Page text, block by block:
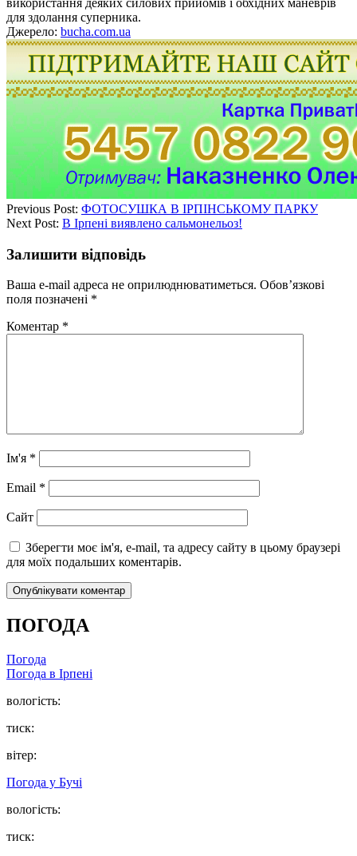
для здолання суперника.
Джерело: bucha.com.ua
Previous Post: ФОТОСУШКА В ІРПІНСЬКОМУ ПАРКУ
Next Post: В Ірпені виявлено сальмонельоз!
Залишити відповідь
Ваша e-mail адреса не оприлюднюватиметься. Обов’язкові
поля позначені *
Коментар *
Ім'я *
Email *
Сайт
Зберегти моє ім'я, e-mail, та адресу сайту в цьому браузері
для моїх подальших коментарів.
ПОГОДА
Погода
Погода в Ірпені
вологість:
тиск:
вітер:
Погода у Бучі
вологість:
тиск: